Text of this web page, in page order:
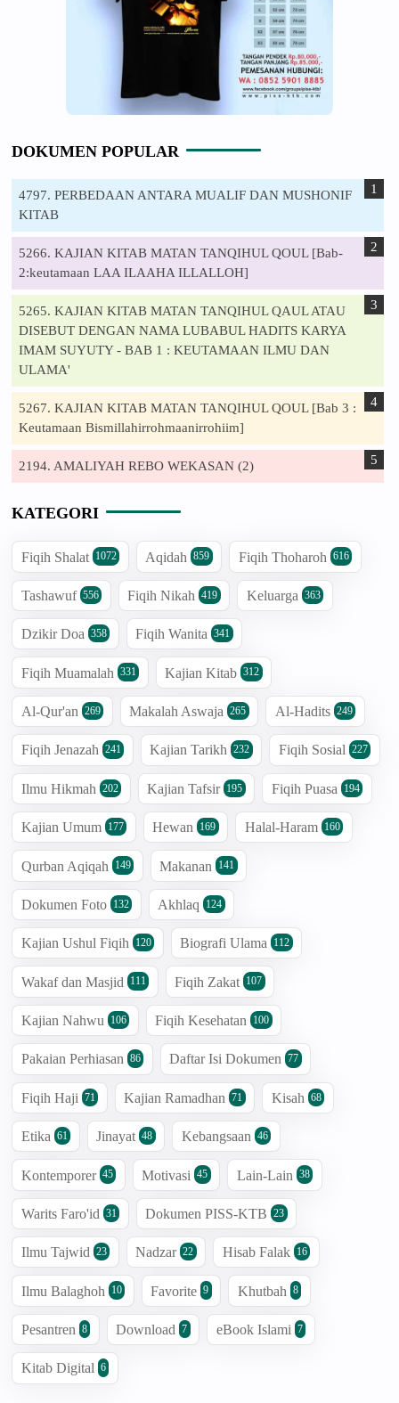
DOKUMEN POPULAR
4797. PERBEDAAN ANTARA MUALIF DAN MUSHONIF
KITAB
5266. KAJIAN KITAB MATAN TANQIHUL QOUL [Bab-
2:keutamaan LAA ILAAHA ILLALLOH]
5265. KAJIAN KITAB MATAN TANQIHUL QAUL ATAU
DISEBUT DENGAN NAMA LUBABUL HADITS KARYA
IMAM SUYUTY - BAB 1 : KEUTAMAAN ILMU DAN
ULAMA'
5267. KAJIAN KITAB MATAN TANQIHUL QOUL [Bab 3 :
Keutamaan Bismillahirrohmaanirrohiim]
2194. AMALIYAH REBO WEKASAN (2)
KATEGORI
Fiqih Shalat 1072 Aqidah 859 Fiqih Thoharoh 616
Tashawuf 556 Fiqih Nikah 419 Keluarga 363
Dzikir Doa 358 Fiqih Wanita 341
Fiqih Muamalah 331 Kajian Kitab 312
Al-Qur'an 269 Makalah Aswaja 265 Al-Hadits 249
Fiqih Jenazah 241 Kajian Tarikh 232 Fiqih Sosial 227
Ilmu Hikmah 202 Kajian Tafsir 195 Fiqih Puasa 194
Kajian Umum 177 Hewan 169 Halal-Haram 160
Qurban Aqiqah 149 Makanan 141
Dokumen Foto 132 Akhlaq 124
Kajian Ushul Fiqih 120 Biografi Ulama 112
Wakaf dan Masjid 111 Fiqih Zakat 107
Kajian Nahwu 106 Fiqih Kesehatan 100
Pakaian Perhiasan 86 Daftar Isi Dokumen 77
Fiqih Haji 71 Kajian Ramadhan 71 Kisah 68
Etika 61 Jinayat 48 Kebangsaan 46
Kontemporer 45 Motivasi 45 Lain-Lain 38
Warits Faro'id 31 Dokumen PISS-KTB 23
Ilmu Tajwid 23 Nadzar 22 Hisab Falak 16
Ilmu Balaghoh 10 Favorite 9 Khutbah 8
Pesantren 8 Download 7 eBook Islami 7
Kitab Digital 6